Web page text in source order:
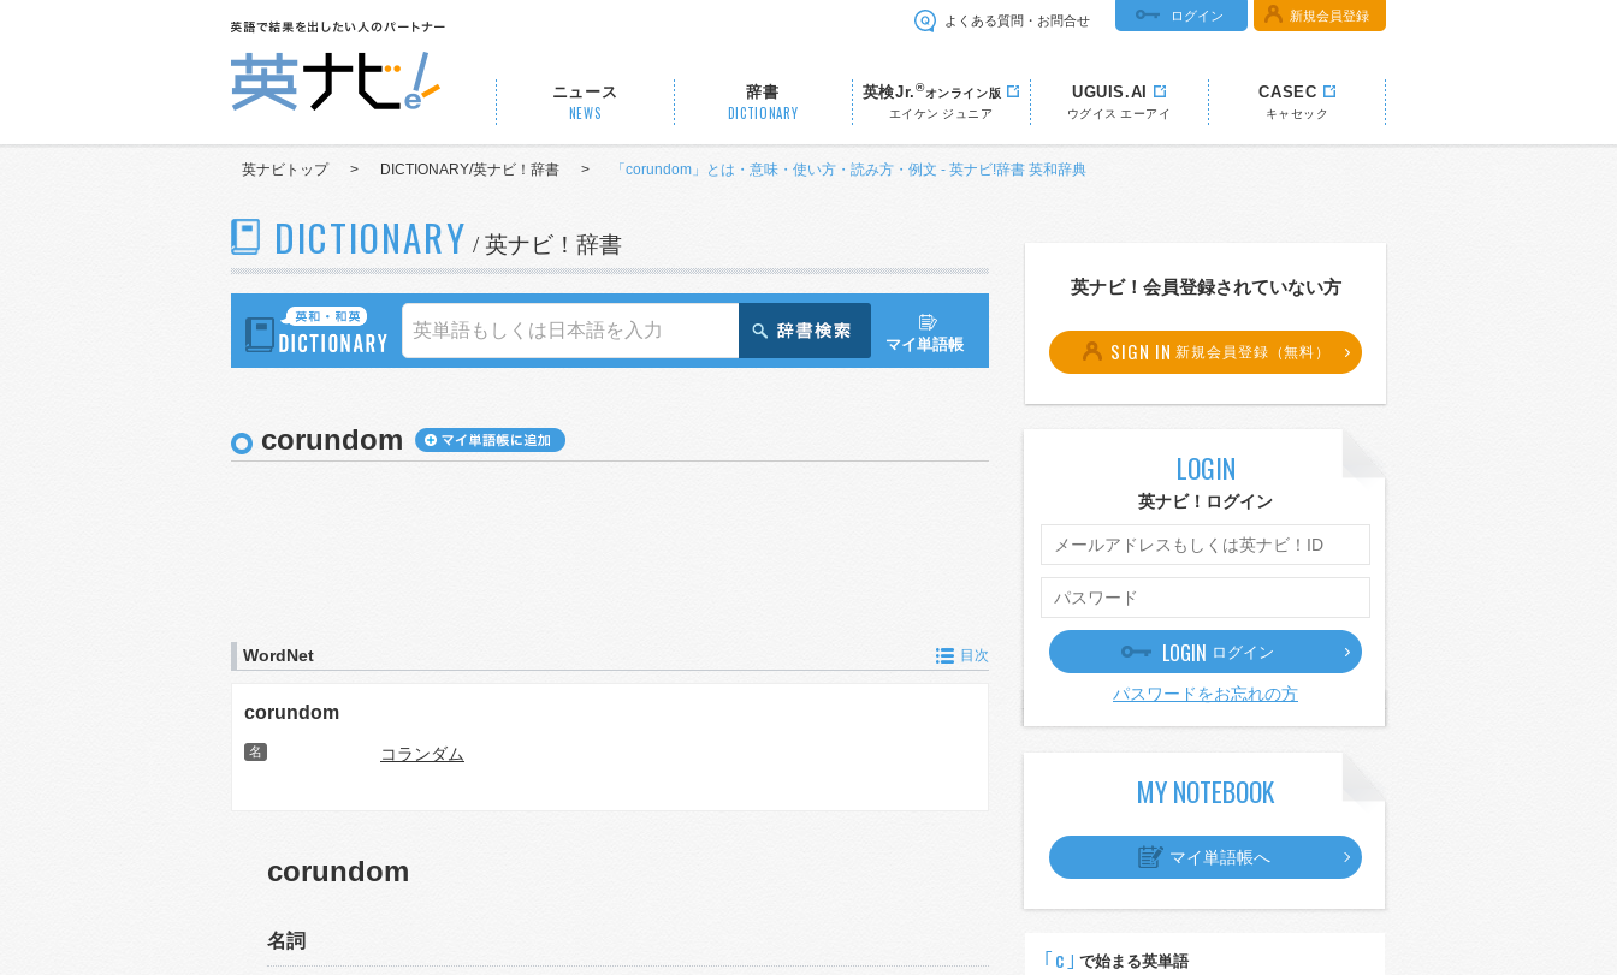
よくある質問・お問合せ ログイン 新規会員登録
ニュース
NEWS
辞書
DICTIONARY
英検Jr.®オンライン版
エイケン ジュニア
UGUIS.AI
ウグイス エーアイ
CASEC
キャセック
英ナビトップ > DICTIONARY/英ナビ！辞書 > 「corundom」とは・意味・使い方・読み方・例文 - 英ナビ!辞書 英和辞典
DICTIONARY / 英ナビ！辞書
マイ単語帳
corundom
WordNet 目次
corundom
名 コランダム
corundom
名詞
英ナビ！会員登録されていない方
SIGN IN 新規会員登録（無料）
LOGIN
英ナビ！ログイン
LOGIN ログイン
パスワードをお忘れの方
MY NOTEBOOK
マイ単語帳へ
｢c｣ で始まる英単語